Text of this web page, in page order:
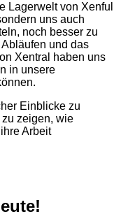
Lagerwelt von Xenful
uns auch
noch besser zu
und das
Xentral haben uns
in unsere
Einblicke zu
zeigen, wie
Arbeit